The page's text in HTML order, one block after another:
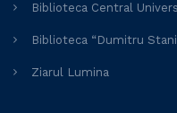
Biblioteca Central
Biblioteca “Dumitru
Ziarul Lumina